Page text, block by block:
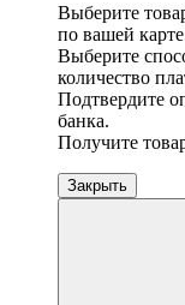
Выберите
по вашей
Выберите
количество
Подтвердите
банка.
Получите
Закрыть